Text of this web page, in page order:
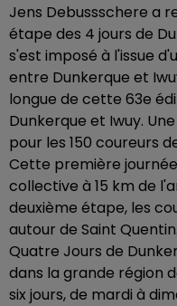
Jens Debussschere a
étape des 4 jours de
s'est imposé à l'issue
entre Dunkerque et
longue de cette 63e
Dunkerque et Iwuy.
pour les 150 coureurs
Cette première
collective à 15 km de
deuxième étape, les
autour de Saint
Quatre Jours de
dans la grande région
six jours, de mardi à